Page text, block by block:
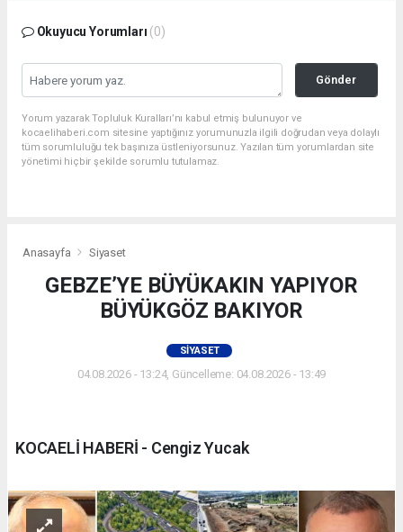
Okuyucu Yorumları (0)
Gönder
Yorum yazarak Topluluk Kuralları’nı kabul etmiş bulunuyor ve
kocaelihaberi.com sitesine yaptığınız yorumunuzla ilgili doğrudan veya dolaylı
tüm sorumluluğu tek başınıza üstleniyorsunuz. Yazılan tüm yorumlardan site
yönetimi hiçbir şekilde sorumlu tutulamaz.
Anasayfa Siyaset
GEBZE’YE BÜYÜKAKIN YAPIYOR
BÜYÜKGÖZ BAKIYOR
SIYASET
04.08.2026 - 13:24, Güncelleme: 04.08.2026 - 13:49
KOCAELİ HABERİ - Cengiz Yucak